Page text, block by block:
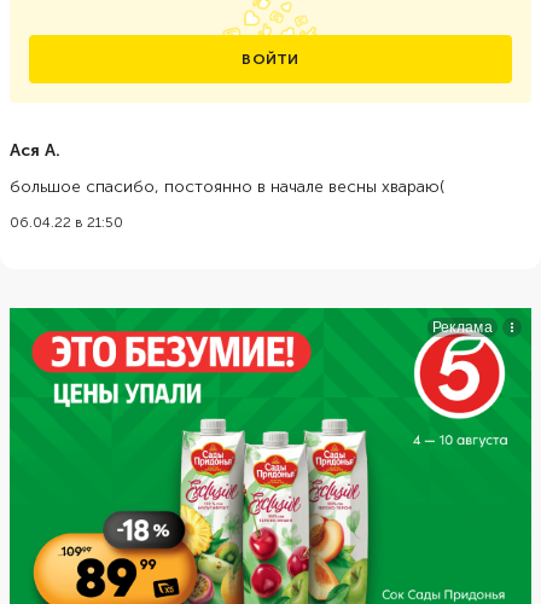
ВОЙТИ
Ася А.
большое спасибо, постоянно в начале весны хвараю(
06.04.22 в 21:50